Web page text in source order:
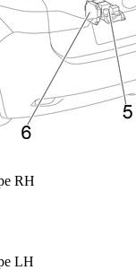
RH
LH